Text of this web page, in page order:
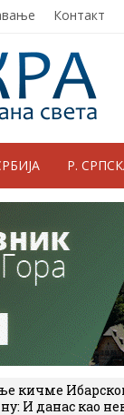
Контакт
Р.
кичме
И данас као